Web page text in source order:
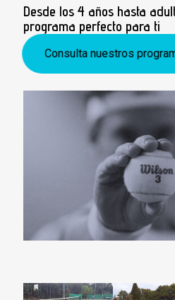
Desde los 4 años hasta
programa perfecto para ti
Consulta nuestros